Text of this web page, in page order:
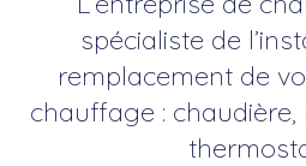
spécialiste de
remplacement de
chauffage : chaudière,